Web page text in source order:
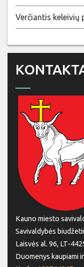
Verčiantis keleivių
Kauno miesto
Savivaldybės
Laisvės al. 96, LT-
Duomenys kaupiami